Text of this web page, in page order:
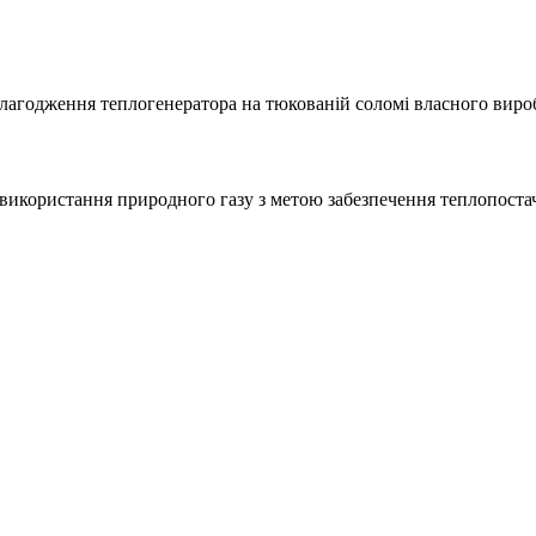
теплогенератора на тюкованій соломі власного
природного газу з метою забезпечення